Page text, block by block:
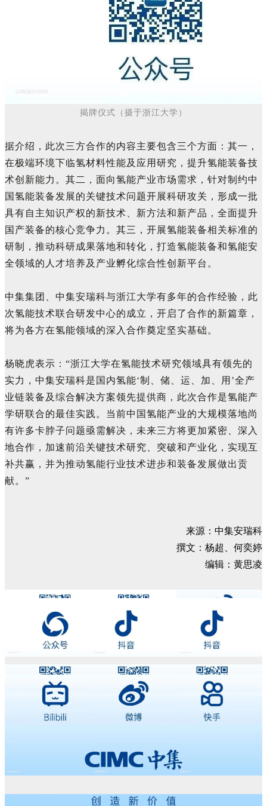
揭牌仪式 （摄于浙江大学）
据介绍，此次三方合作的内容主要包含三个方面：其一，
在极端环境下临氢材料性能及应用研究，提升氢能装备技
术创新能力。其二，面向氢能产业市场需求，针对制约中
国氢能装备发展的关键技术问题开展科研攻关，形成一批
具有自主知识产权的新技术、新方法和新产品，全面提升
国产装备的核心竞争力。其三，开展氢能装备相关标准的
研制，推动科研成果落地和转化，打造氢能装备和氢能安
全领域的人才培养及产业孵化综合性创新平台。
中集集团、中集安瑞科与浙江大学有多年的合作经验，此
次氢能技术联合研发中心的成立，开启了合作的新篇章，
将为各方在氢能领域的深入合作奠定坚实基础。
杨晓虎表示：“浙江大学在氢能技术研究领域具有领先的
实力，中集安瑞科是国内氢能‘制、储、运、加、用’全产
业链装备及综合解决方案领先提供商，此次合作是氢能产
学研联合的最佳实践。当前中国氢能产业的大规模落地尚
有许多卡脖子问题亟需解决，未来三方将更加紧密、深入
地合作，加速前沿关键技术研究、突破和产业化，实现互
补共赢，并为推动氢能行业技术进步和装备发展做出贡
献。”
来源：中集安瑞科
撰文：杨超、何奕婷
编辑：黄思凌